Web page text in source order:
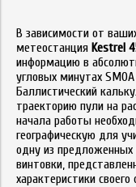
В зависимости от
метеостанция Kestrel
информацию в
угловых минутах
Баллистический
траекторию пули на
начала работы
географическую для
одну из предложенных
винтовки,
характеристики